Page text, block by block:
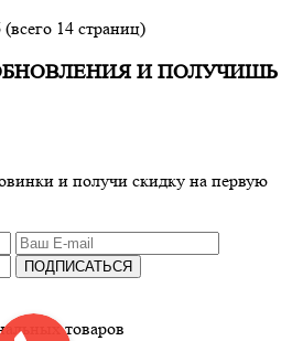
14 страниц)
И ПОЛУЧИШЬ
и получи скидку на первую
ПОДПИСАТЬСЯ
товаров